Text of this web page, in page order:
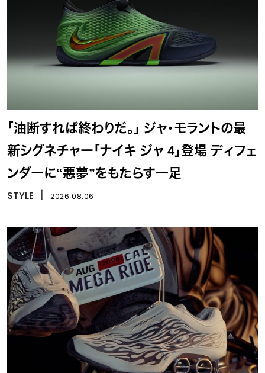
「油断すれば終わりだ。」 ジャ・モラントの最
新シグネチャー「ナイキ ジャ 4」登場 ディフェ
ンダーに“悪夢”をもたらす一足
STYLE 2026.08.06